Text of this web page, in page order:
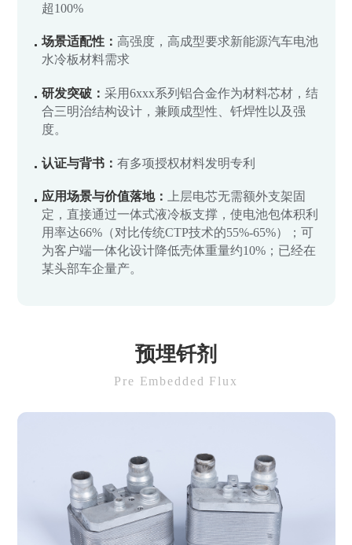
超100%
场景适配性：高强度，高成型要求新能源汽车电池
水冷板材料需求
研发突破：采用6xxx系列铝合金作为材料芯材，结
合三明治结构设计，兼顾成型性、钎焊性以及强
度。
认证与背书：有多项授权材料发明专利
应用场景与价值落地：
上层电芯无需额外支架固
定，直接通过一体式液冷板支撑，使电池包体积利
用率达66%（对比传统CTP技术的55%-65%）；可
为客户端一体化设计降低壳体重量约10%；已经在
某头部车企量产。
预埋钎剂
Pre Embedded Flux